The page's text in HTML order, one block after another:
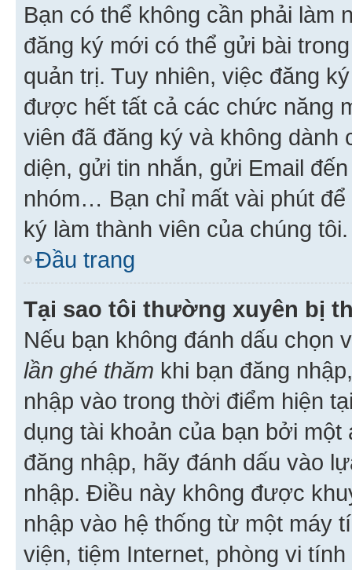
Bạn có thể không cần phải làm
đăng ký mới có thể gửi bài
quản trị. Tuy nhiên, việc đăng
được hết tất cả các chức năng
viên đã đăng ký và không
diện, gửi tin nhắn, gửi Email
nhóm… Bạn chỉ mất vài phút
ký làm thành viên của chúng tôi.
Đầu trang
Tại sao tôi thường xuyên bị
Nếu bạn không đánh dấu chọn
lần ghé thăm khi bạn đăng
nhập vào trong thời điểm hiện
dụng tài khoản của bạn bởi
đăng nhập, hãy đánh dấu vào
nhập. Điều này không được
nhập vào hệ thống từ một máy
viện, tiệm Internet, phòng vi